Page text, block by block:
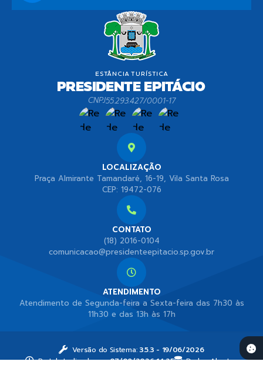
LOCALIZAÇÃO
Praça Almirante Tamandaré, 16-19, Vila Santa Rosa
CEP: 19472-076
CONTATO
(18) 2016-0104
comunicacao@presidenteepitacio.sp.gov.br
ATENDIMENTO
Atendimento de Segunda-feira a Sexta-feira das 7h30 às
11h30 e das 13h às 17h
CNPJ55.293.427/0001-17
Versão do Sistema:3.5.3 - 19/06/2026
Portal atualizado em:07/08/2026 14:25 Dados Abertos